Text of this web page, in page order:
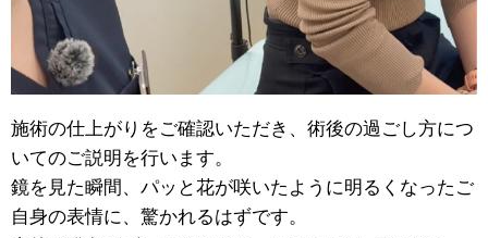
施術の仕上がりをご確認いただき、術後の過ごし方につ
いてのご説明を行います。
鏡を見た瞬間、パッと花が咲いたように明るくなったご
自身の表情に、驚かれるはずです。